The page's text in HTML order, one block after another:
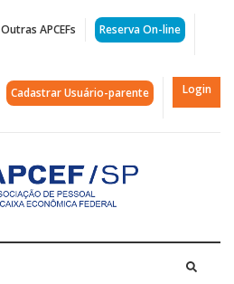
Outras APCEFs Reserva On-line
Cadastrar Usuário-parente Login